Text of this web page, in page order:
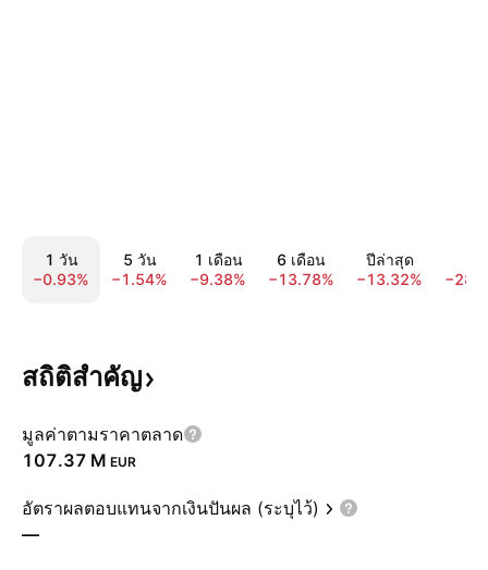
1 วัน
−0.93%
5 วัน
−1.54%
1 เดือน
−9.38%
6 เดือน
−13.78%
ปีล่าสุด
−13.32%
สถิติสำคัญ
มูลค่าตามราคาตลาด
‪107.37 M‬ EUR
อัตราผลตอบแทนจากเงินปันผล (ระบุไว้)
—